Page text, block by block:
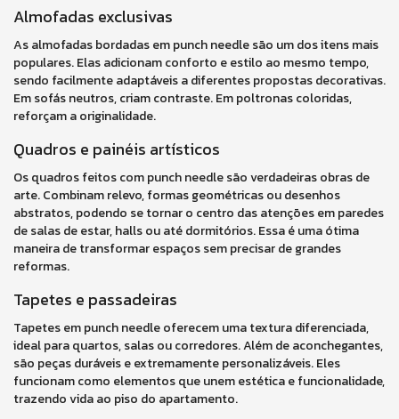
Almofadas exclusivas
As almofadas bordadas em punch needle são um dos itens mais
populares. Elas adicionam conforto e estilo ao mesmo tempo,
sendo facilmente adaptáveis a diferentes propostas decorativas.
Em sofás neutros, criam contraste. Em poltronas coloridas,
reforçam a originalidade.
Quadros e painéis artísticos
Os quadros feitos com punch needle são verdadeiras obras de
arte. Combinam relevo, formas geométricas ou desenhos
abstratos, podendo se tornar o centro das atenções em paredes
de salas de estar, halls ou até dormitórios. Essa é uma ótima
maneira de transformar espaços sem precisar de grandes
reformas.
Tapetes e passadeiras
Tapetes em punch needle oferecem uma textura diferenciada,
ideal para quartos, salas ou corredores. Além de aconchegantes,
são peças duráveis e extremamente personalizáveis. Eles
funcionam como elementos que unem estética e funcionalidade,
trazendo vida ao piso do apartamento.